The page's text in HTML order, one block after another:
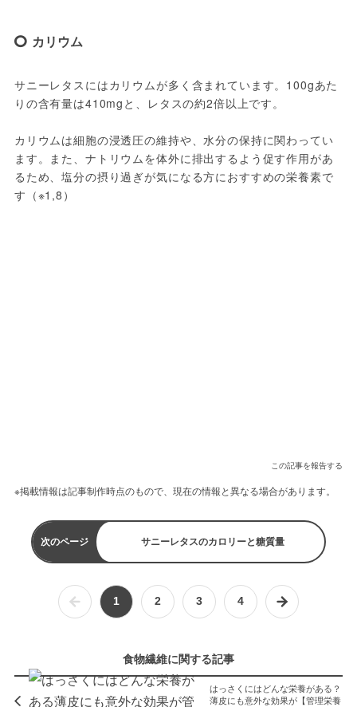
カリウム
サニーレタスにはカリウムが多く含まれています。100gあた
りの含有量は410mgと、レタスの約2倍以上です。
カリウムは細胞の浸透圧の維持や、水分の保持に関わってい
ます。また、ナトリウムを体外に排出するよう促す作用があ
るため、塩分の摂り過ぎが気になる方におすすめの栄養素で
す（※1,8）
この記事を報告する
※掲載情報は記事制作時点のもので、現在の情報と異なる場合があります。
次のページ サニーレタスのカロリーと糖質量
1 2 3 4
食物繊維に関する記事
はっさくにはどんな栄養がある？
薄皮にも意外な効果が【管理栄養